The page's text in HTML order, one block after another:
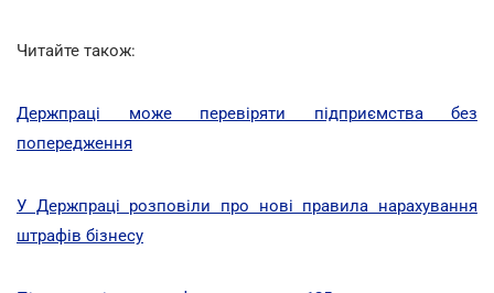
Читайте також:
Держпраці може перевіряти підприємства без
попередження
У Держпраці розповіли про нові правила нарахування
штрафів бізнесу